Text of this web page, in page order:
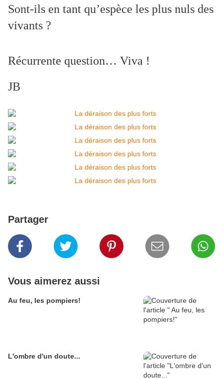
Sont-ils en tant qu’espèce les plus nuls des
vivants ?
Récurrente question… Viva !
JB
Partager
Vous aimerez aussi
Au feu, les pompiers!
L'ombre d'un doute...